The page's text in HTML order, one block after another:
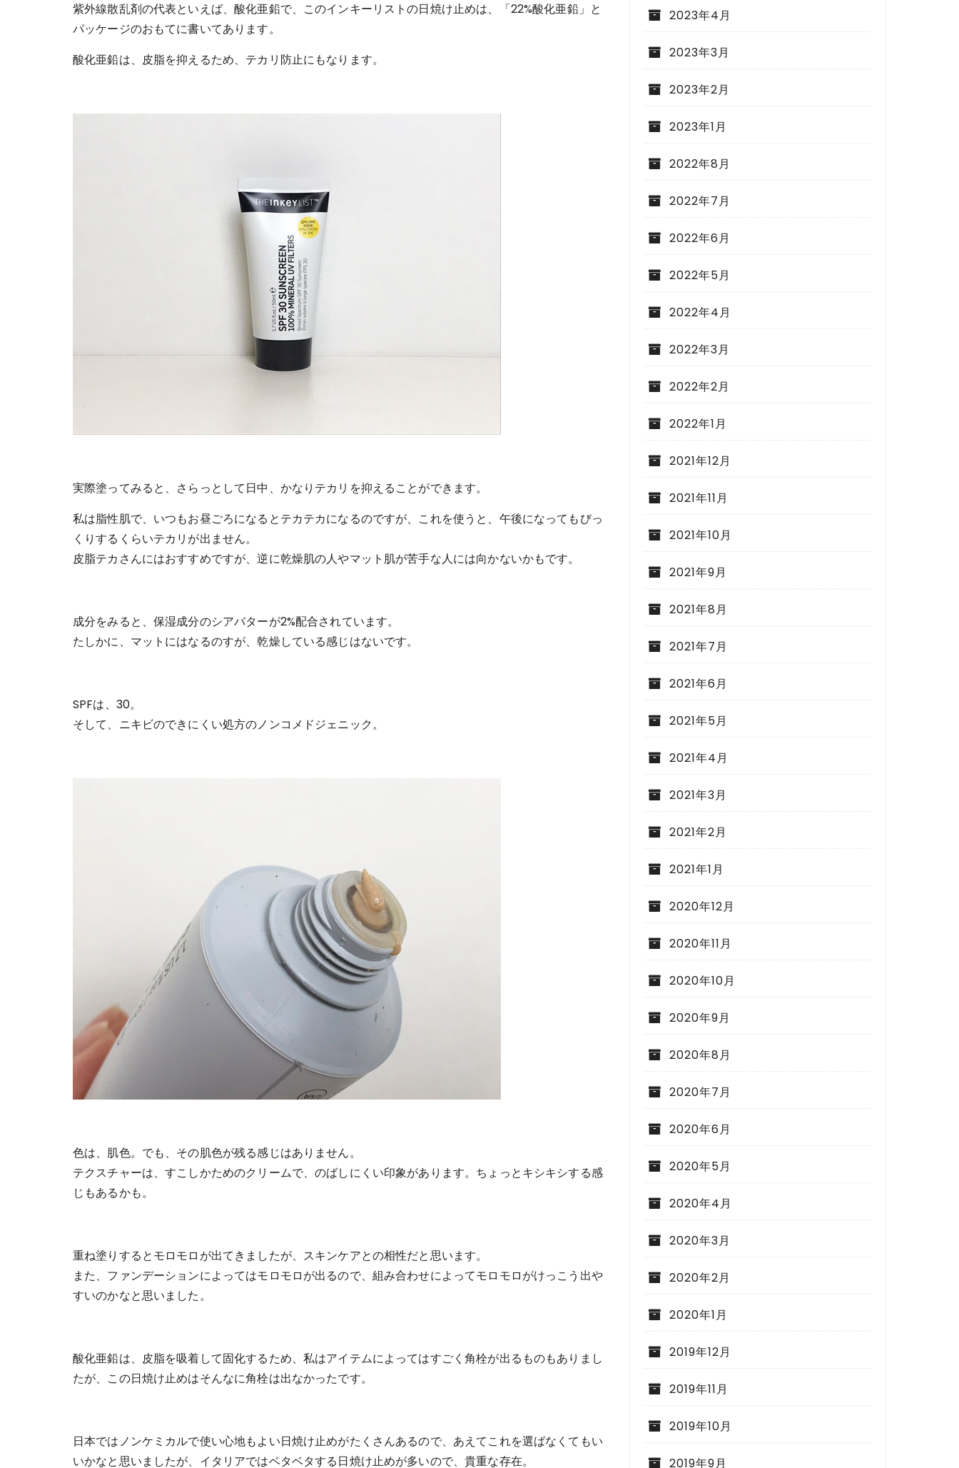
紫外線散乱剤の代表といえば、酸化亜鉛で、このインキーリストの日焼け止めは、「22%酸化亜鉛」と
パッケージのおもてに書いてあります。
酸化亜鉛は、皮脂を抑えるため、テカリ防止にもなります。
実際塗ってみると、さらっとして日中、かなりテカリを抑えることができます。
私は脂性肌で、いつもお昼ごろになるとテカテカになるのですが、これを使うと、午後になってもびっ
くりするくらいテカリが出ません。
皮脂テカさんにはおすすめですが、逆に乾燥肌の人やマット肌が苦手な人には向かないかもです。
成分をみると、保湿成分のシアバターが2%配合されています。
たしかに、マットにはなるのすが、乾燥している感じはないです。
SPFは、30。
そして、ニキビのできにくい処方のノンコメドジェニック。
色は、肌色。でも、その肌色が残る感じはありません。
テクスチャーは、すこしかためのクリームで、のばしにくい印象があります。ちょっとキシキシする感
じもあるかも。
重ね塗りするとモロモロが出てきましたが、スキンケアとの相性だと思います。
また、ファンデーションによってはモロモロが出るので、組み合わせによってモロモロがけっこう出や
すいのかなと思いました。
酸化亜鉛は、皮脂を吸着して固化するため、私はアイテムによってはすごく角栓が出るものもありまし
たが、この日焼け止めはそんなに角栓は出なかったです。
日本ではノンケミカルで使い心地もよい日焼け止めがたくさんあるので、あえてこれを選ばなくてもい
いかなと思いましたが、イタリアではベタベタする日焼け止めが多いので、貴重な存在。
2023年4月
2023年3月
2023年2月
2023年1月
2022年8月
2022年7月
2022年6月
2022年5月
2022年4月
2022年3月
2022年2月
2022年1月
2021年12月
2021年11月
2021年10月
2021年9月
2021年8月
2021年7月
2021年6月
2021年5月
2021年4月
2021年3月
2021年2月
2021年1月
2020年12月
2020年11月
2020年10月
2020年9月
2020年8月
2020年7月
2020年6月
2020年5月
2020年4月
2020年3月
2020年2月
2020年1月
2019年12月
2019年11月
2019年10月
2019年9月